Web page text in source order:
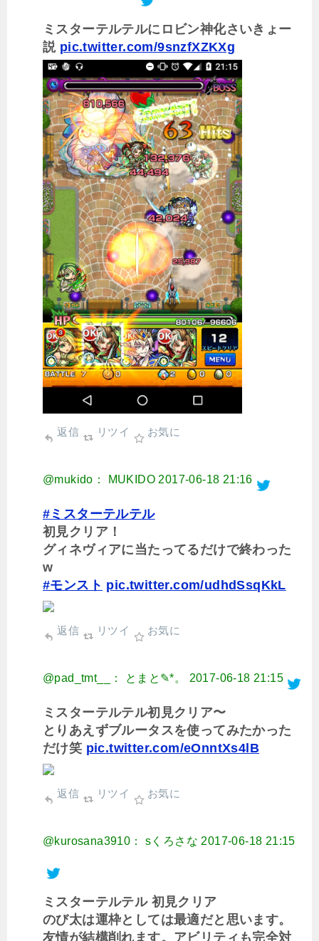
ミスターテルテルにロビン神化さいきょー
説 pic.twitter.com/9snzfXZKXg
返信 リツイ お気に
@mukido： MUKIDO 2017-06-18 21:16
#ミスターテルテル
初見クリア！
グィネヴィアに当たってるだけで終わった
w
#モンスト pic.twitter.com/udhdSsqKkL
返信 リツイ お気に
@pad_tmt__： とまと✎*。 2017-06-18 21:15
ミスターテルテル初見クリア〜
とりあえずブルータスを使ってみたかった
だけ笑 pic.twitter.com/eOnntXs4lB
返信 リツイ お気に
@kurosana3910： sくろさな 2017-06-18 21:15
ミスターテルテル 初見クリア
のび太は運枠としては最適だと思います。
友情が結構削れます。アビリティも完全対